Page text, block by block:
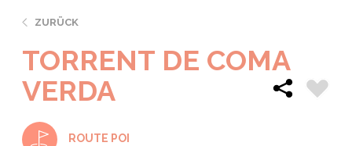
ZURÜCK
TORRENT DE COMA
VERDA
ROUTE POI